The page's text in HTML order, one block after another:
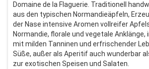
Domaine de la Flaguerie. Traditionell
aus den typischen Normandieäpfeln,
der Nase intensive Aromen vollreifer
Normandie, florale und vegetale Anklänge,
mit milden Tanninen und erfrischender
Süße, außer als Aperitif auch wunderbar
zur exotischen Speisen und Salaten.